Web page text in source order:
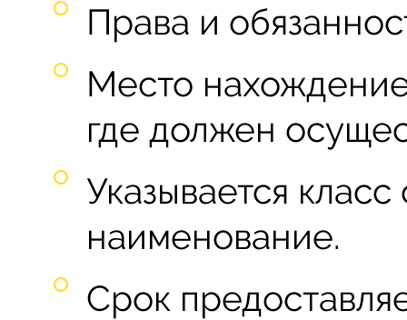
Права и
Место
где должен
Указывается
наименование.
Срок